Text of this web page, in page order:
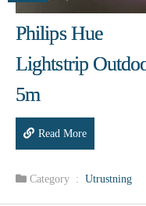
Philips Hue
Lightstrip
5m
Read More
Category : Utrustning